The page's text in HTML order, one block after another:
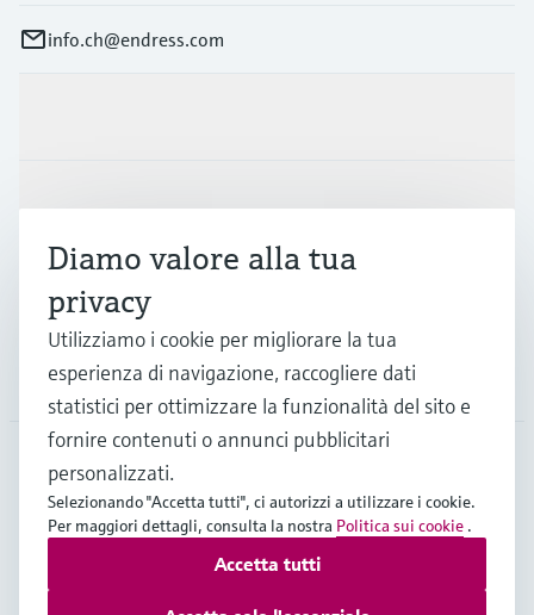
info.ch@endress.com
Industrie
Supporta
La società
CHE•Italiano
Copyright © Endress+Hauser Group Services AG
Diamo valore alla tua
privacy
Utilizziamo i cookie per migliorare la tua
esperienza di navigazione, raccogliere dati
statistici per ottimizzare la funzionalità del sito e
fornire contenuti o annunci pubblicitari
personalizzati.
Selezionando "Accetta tutti", ci autorizzi a utilizzare i cookie.
Per maggiori dettagli, consulta la nostra Politica sui cookie .
Accetta tutti